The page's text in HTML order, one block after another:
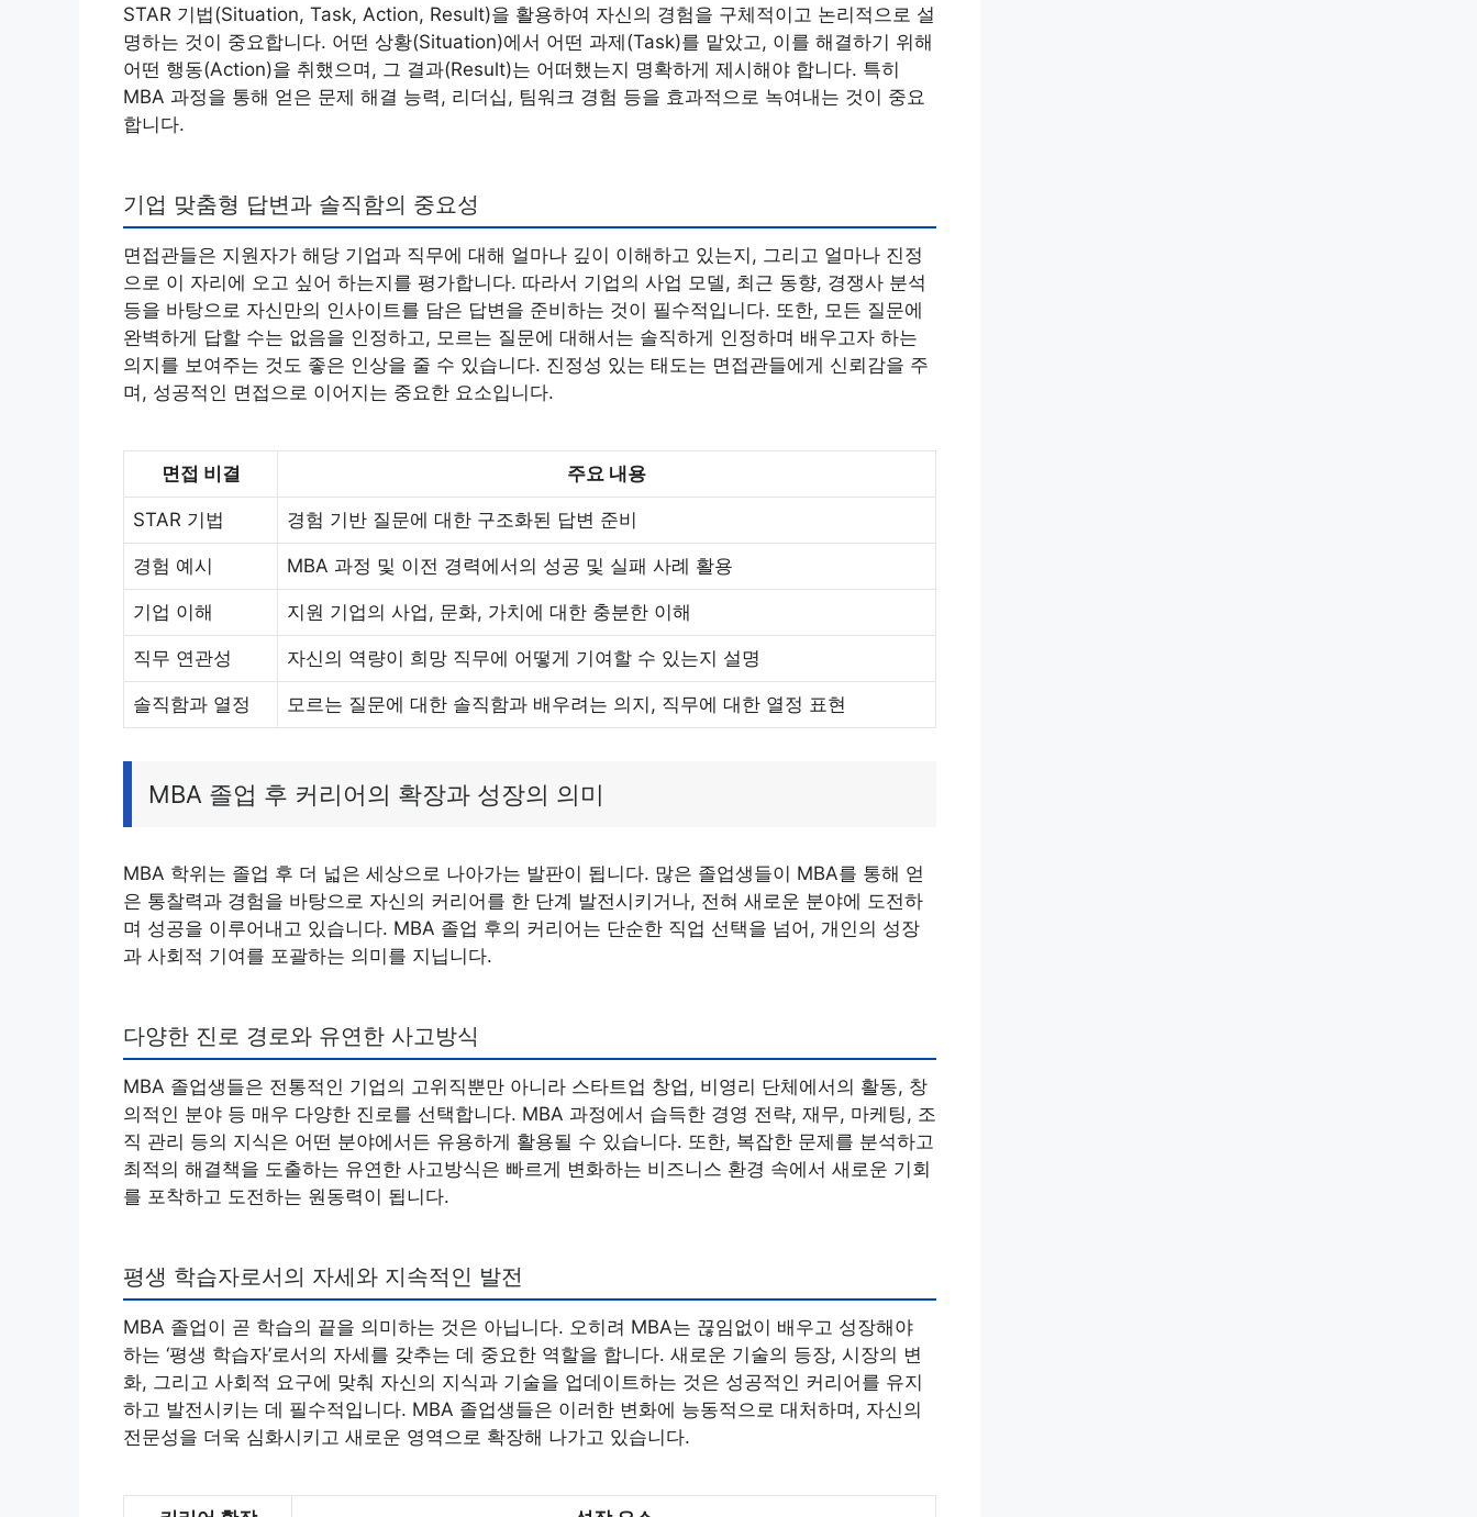
STAR 기법(Situation, Task, Action, Result)을 활용하여 자신의 경험을 구체적이고 논리적으로 설
명하는 것이 중요합니다. 어떤 상황(Situation)에서 어떤 과제(Task)를 맡았고, 이를 해결하기 위해
어떤 행동(Action)을 취했으며, 그 결과(Result)는 어떠했는지 명확하게 제시해야 합니다. 특히
MBA 과정을 통해 얻은 문제 해결 능력, 리더십, 팀워크 경험 등을 효과적으로 녹여내는 것이 중요
합니다.
기업 맞춤형 답변과 솔직함의 중요성
면접관들은 지원자가 해당 기업과 직무에 대해 얼마나 깊이 이해하고 있는지, 그리고 얼마나 진정
으로 이 자리에 오고 싶어 하는지를 평가합니다. 따라서 기업의 사업 모델, 최근 동향, 경쟁사 분석
등을 바탕으로 자신만의 인사이트를 담은 답변을 준비하는 것이 필수적입니다. 또한, 모든 질문에
완벽하게 답할 수는 없음을 인정하고, 모르는 질문에 대해서는 솔직하게 인정하며 배우고자 하는
의지를 보여주는 것도 좋은 인상을 줄 수 있습니다. 진정성 있는 태도는 면접관들에게 신뢰감을 주
며, 성공적인 면접으로 이어지는 중요한 요소입니다.
면접 비결 주요 내용
STAR 기법 경험 기반 질문에 대한 구조화된 답변 준비
경험 예시 MBA 과정 및 이전 경력에서의 성공 및 실패 사례 활용
기업 이해 지원 기업의 사업, 문화, 가치에 대한 충분한 이해
직무 연관성 자신의 역량이 희망 직무에 어떻게 기여할 수 있는지 설명
솔직함과 열정 모르는 질문에 대한 솔직함과 배우려는 의지, 직무에 대한 열정 표현
MBA 졸업 후 커리어의 확장과 성장의 의미
MBA 학위는 졸업 후 더 넓은 세상으로 나아가는 발판이 됩니다. 많은 졸업생들이 MBA를 통해 얻
은 통찰력과 경험을 바탕으로 자신의 커리어를 한 단계 발전시키거나, 전혀 새로운 분야에 도전하
며 성공을 이루어내고 있습니다. MBA 졸업 후의 커리어는 단순한 직업 선택을 넘어, 개인의 성장
과 사회적 기여를 포괄하는 의미를 지닙니다.
다양한 진로 경로와 유연한 사고방식
MBA 졸업생들은 전통적인 기업의 고위직뿐만 아니라 스타트업 창업, 비영리 단체에서의 활동, 창
의적인 분야 등 매우 다양한 진로를 선택합니다. MBA 과정에서 습득한 경영 전략, 재무, 마케팅, 조
직 관리 등의 지식은 어떤 분야에서든 유용하게 활용될 수 있습니다. 또한, 복잡한 문제를 분석하고
최적의 해결책을 도출하는 유연한 사고방식은 빠르게 변화하는 비즈니스 환경 속에서 새로운 기회
를 포착하고 도전하는 원동력이 됩니다.
평생 학습자로서의 자세와 지속적인 발전
MBA 졸업이 곧 학습의 끝을 의미하는 것은 아닙니다. 오히려 MBA는 끊임없이 배우고 성장해야
하는 ‘평생 학습자’로서의 자세를 갖추는 데 중요한 역할을 합니다. 새로운 기술의 등장, 시장의 변
화, 그리고 사회적 요구에 맞춰 자신의 지식과 기술을 업데이트하는 것은 성공적인 커리어를 유지
하고 발전시키는 데 필수적입니다. MBA 졸업생들은 이러한 변화에 능동적으로 대처하며, 자신의
전문성을 더욱 심화시키고 새로운 영역으로 확장해 나가고 있습니다.